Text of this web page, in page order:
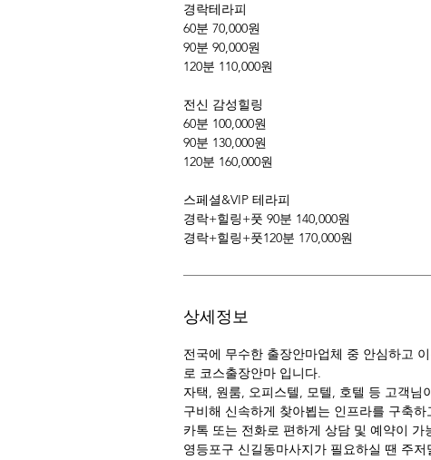
경락테라피
60분 70,000원
90분 90,000원
120분 110,000원
전신 감성힐링
60분 100,000원
90분 130,000원
120분 160,000원
스페셜&VIP 테라피
경락+힐링+풋 90분 140,000원
경락+힐링+풋120분 170,000원
상세정보
전국에 무수한 출장안마업체 중 안심하고
로 코스출장안마 입니다.
자택, 원룸, 오피스텔, 모텔, 호텔 등 고객님
구비해 신속하게 찾아뵙는 인프라를 구축하
카톡 또는 전화로 편하게 상담 및 예약이 가
영등포구 신길동마사지가 필요하실 땐 주